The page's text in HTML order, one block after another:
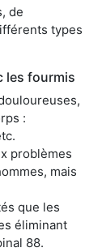
de
types
les fourmis
:
problèmes
mais
que les
éliminant
88.